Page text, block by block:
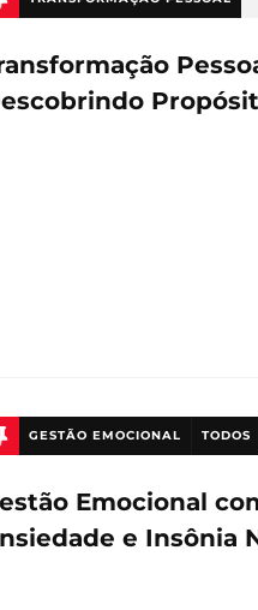
GESTÃO EMOCIONAL TODOS
Emocional
e Insônia